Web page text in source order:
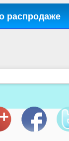
распродаже